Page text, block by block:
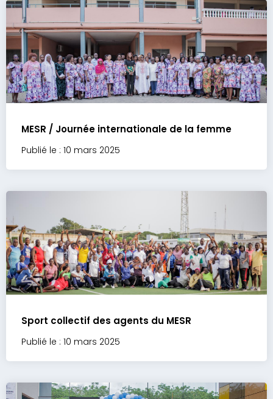
MESR / Journée internationale de la femme
Publié le : 10 mars 2025
Sport collectif des agents du MESR
Publié le : 10 mars 2025